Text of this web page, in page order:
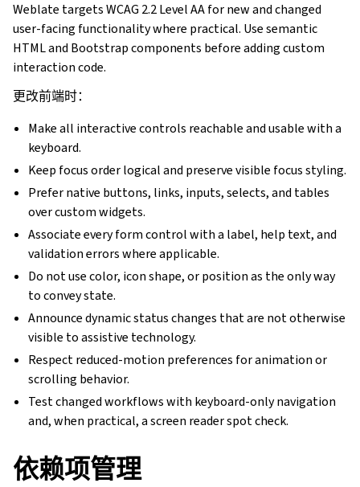
Weblate targets WCAG 2.2 Level AA for new and changed
user-facing functionality where practical. Use semantic
HTML and Bootstrap components before adding custom
interaction code.
更改前端时：
Make all interactive controls reachable and usable with a
keyboard.
Keep focus order logical and preserve visible focus styling.
Prefer native buttons, links, inputs, selects, and tables
over custom widgets.
Associate every form control with a label, help text, and
validation errors where applicable.
Do not use color, icon shape, or position as the only way
to convey state.
Announce dynamic status changes that are not otherwise
visible to assistive technology.
Respect reduced-motion preferences for animation or
scrolling behavior.
Test changed workflows with keyboard-only navigation
and, when practical, a screen reader spot check.
依赖项管理